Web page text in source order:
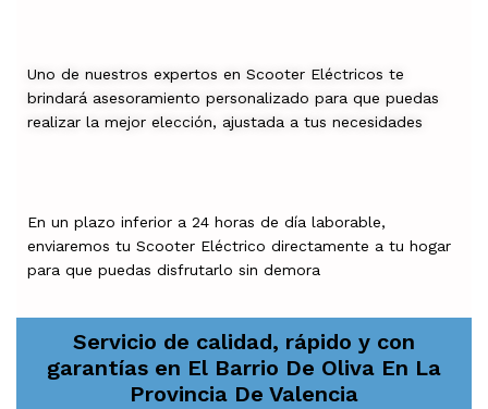
Uno de nuestros expertos en Scooter Eléctricos te
brindará asesoramiento personalizado para que puedas
realizar la mejor elección, ajustada a tus necesidades
En un plazo inferior a 24 horas de día laborable,
enviaremos tu Scooter Eléctrico directamente a tu hogar
para que puedas disfrutarlo sin demora
Servicio de calidad, rápido y con
garantías en El Barrio De Oliva En La
Provincia De Valencia